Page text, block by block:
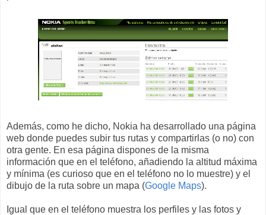
Además, como he dicho, Nokia ha desarrollado una página
web donde puedes subir tus rutas y compartirlas (o no) con
otra gente. En esa página dispones de la misma
información que en el teléfono, añadiendo la altitud máxima
y mínima (es curioso que en el teléfono no lo muestre) y el
dibujo de la ruta sobre un mapa (Google Maps).
Igual que en el teléfono muestra los perfiles y las fotos y